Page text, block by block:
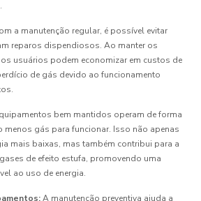
a manutenção regular, é possível evitar
reparos dispendiosos. Ao manter os
usuários podem economizar em custos de
de gás devido ao funcionamento
bem mantidos operam de forma
menos gás para funcionar. Isso não apenas
mais baixas, mas também contribui para a
de efeito estufa, promovendo uma
ao uso de energia.
A manutenção preventiva ajuda a